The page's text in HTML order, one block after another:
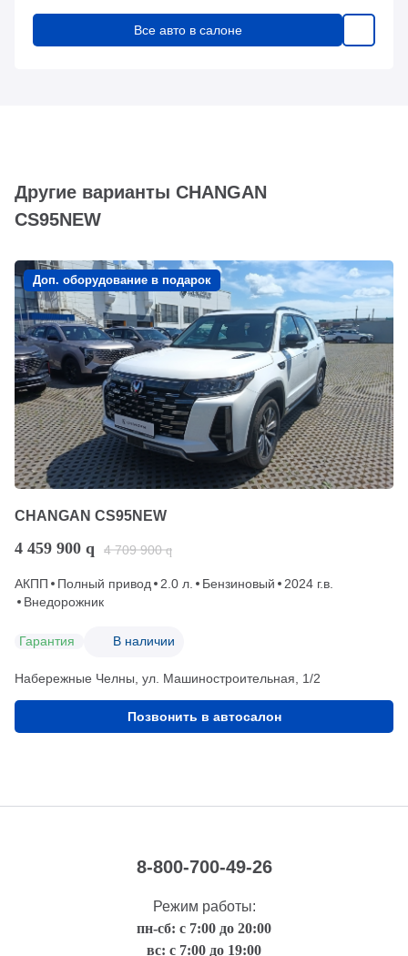
Все авто в салоне
Другие варианты CHANGAN
CS95NEW
Доп. оборудование в подарок
CHANGAN CS95NEW
4 459 900 q 4 709 900 q
АКПП Полный привод 2.0 л. Бензиновый
2024 г.в.
Внедорожник
Гарантия В наличии
Набережные Челны, ул. Машиностроительная, 1/2
Позвонить в автосалон
8-800-700-49-26
Режим работы:
пн-сб: с 7:00 до 20:00
вс: с 7:00 до 19:00